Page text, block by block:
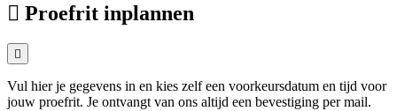
Proefrit inplannen
Vul hier je gegevens in en kies zelf een voorkeursdatum en tijd voor
jouw proefrit. Je ontvangt van ons altijd een bevestiging per mail.